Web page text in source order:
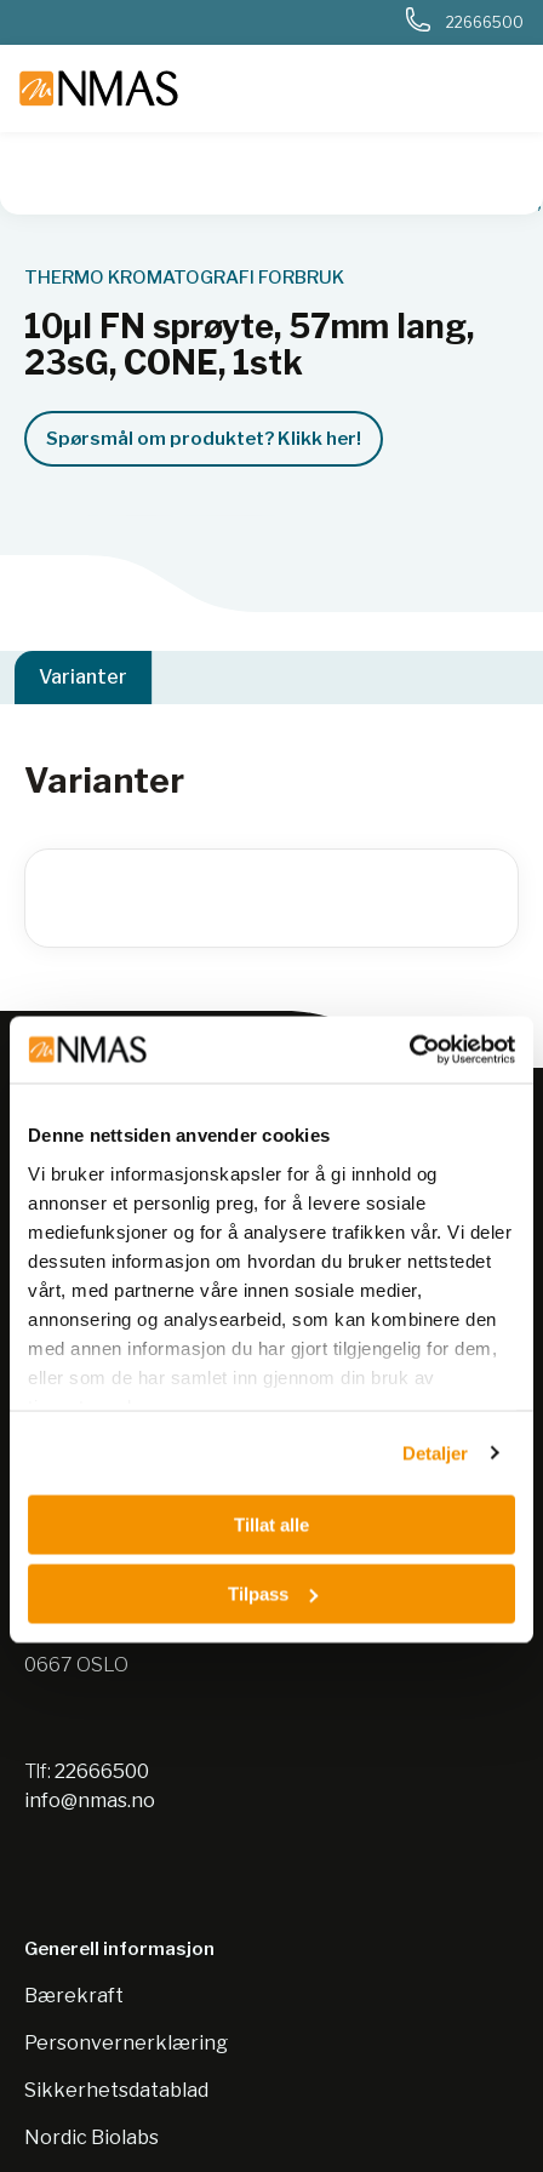
Denne nettsiden anvender cookies
Vi bruker informasjonskapsler for å gi innhold og
annonser et personlig preg, for å levere sosiale
mediefunksjoner og for å analysere trafikken vår. Vi deler
dessuten informasjon om hvordan du bruker nettstedet
vårt, med partnerne våre innen sosiale medier,
annonsering og analysearbeid, som kan kombinere den
med annen informasjon du har gjort tilgjengelig for dem,
eller som de har samlet inn gjennom din bruk av
Detaljer
Tillat alle
Tilpass
22666500
10µl FN sprøyte, 57mm lang,
THERMO KROMATOGRAFI FORBRUK
10µl FN sprøyte, 57mm lang,
23sG, CONE, 1stk
Spørsmål om produktet? Klikk her!
Varianter
Varianter
Meld deg på vårt nyhetsbrev!
arrangementer og kampanjer.
Meld på nyhetsbrev
Nils Hansens vei 8
0667 OSLO
Tlf: 22666500
info@nmas.no
Generell informasjon
Bærekraft
Personvernerklæring
Sikkerhetsdatablad
Nordic Biolabs